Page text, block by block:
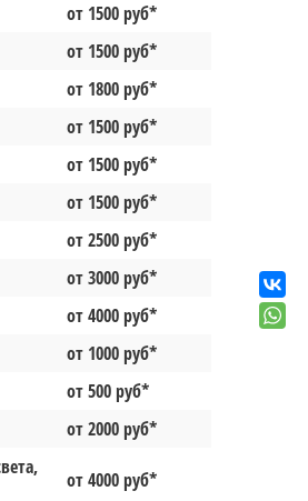
от 1500 руб*
от 1500 руб*
от 1800 руб*
от 1500 руб*
от 1500 руб*
от 1500 руб*
от 2500 руб*
от 3000 руб*
от 4000 руб*
от 1000 руб*
от 500 руб*
от 2000 руб*
от 4000 руб*